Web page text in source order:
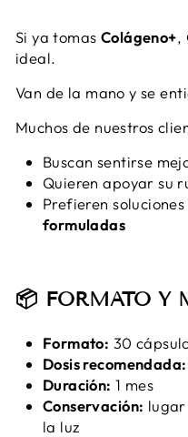
Si ya tomas Colágeno+,
ideal.
Van de la mano y se
Muchos de nuestros
Buscan sentirse
Quieren apoyar su
Prefieren soluciones
formuladas
📦 FORMATO Y
Formato: 30
Dosis recomendada:
Duración: 1 mes
Conservación:
la luz